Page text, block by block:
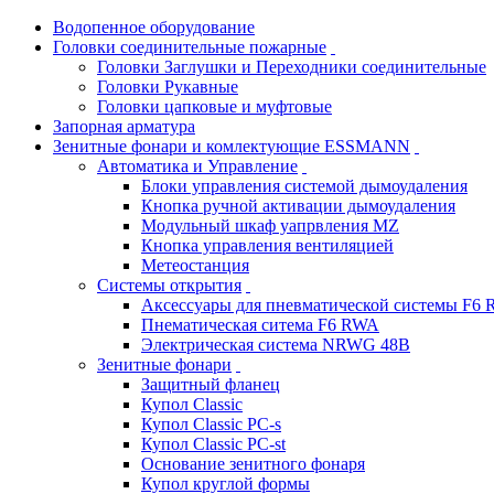
Водопенное оборудование
Головки соединительные пожарные
Головки Заглушки и Переходники соединительные
Головки Рукавные
Головки цапковые и муфтовые
Запорная арматура
Зенитные фонари и комлектующие ESSMANN
Автоматика и Управление
Блоки управления системой дымоудаления
Кнопка ручной активации дымоудаления
Модульный шкаф уапрвления MZ
Кнопка управления вентиляцией
Метеостанция
Системы открытия
Аксессуары для пневматической системы F6
Пнематическая ситема F6 RWA
Электрическая система NRWG 48В
Зенитные фонари
Защитный фланец
Купол Classic
Купол Classic PC-s
Купол Classic PC-st
Основание зенитного фонаря
Купол круглой формы